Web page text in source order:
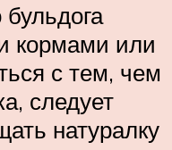
кормами или
с тем, чем
следует
натуралку